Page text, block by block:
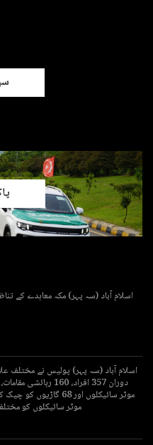
اسلام آباد (سہ پہر) مکہ معاہدے کے
اسلام آباد (سہ پہر) پولیس نے مختلف
موٹر سائیکلوں کو